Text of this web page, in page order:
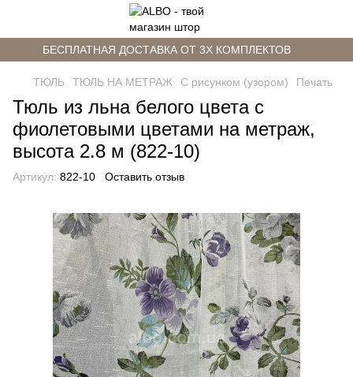
БЕСПЛАТНАЯ ДОСТАВКА ОТ 3Х КОМПЛЕКТОВ
ТЮЛЬ ТЮЛЬ НА МЕТРАЖ С рисунком (узором) Печать
Тюль из льна белого цвета c
фиолетовыми цветами на метраж,
высота 2.8 м (822-10)
Артикул: 822-10 Оставить отзыв